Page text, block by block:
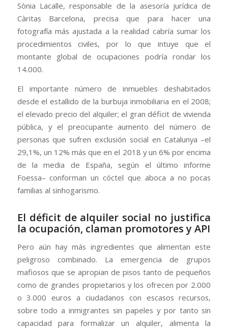
Sònia Lacalle, responsable de la asesoría jurídica de
Càritas Barcelona, precisa que para hacer una
fotografía más ajustada a la realidad cabría sumar los
procedimientos civiles, por lo que intuye que el
montante global de ocupaciones podría rondar los
14.000.
El importante número de inmuebles deshabitados
desde el estallido de la burbuja inmobiliaria en el 2008;
el elevado precio del alquiler; el gran déficit de vivienda
pública, y el preocupante aumento del número de
personas que sufren exclusión social en Catalunya –el
29,1%, un 12% más que en el 2018 y un 6% por encima
de la media de España, según el último informe
Foessa– conforman un cóctel que aboca a no pocas
familias al sinhogarismo.
El déficit de alquiler social no justifica
la ocupación, claman promotores y API
Pero aún hay más ingredientes que alimentan este
peligroso combinado. La emergencia de grupos
mafiosos que se apropian de pisos tanto de pequeños
como de grandes propietarios y los ofrecen por 2.000
o 3.000 euros a ciudadanos con escasos recursos,
sobre todo a inmigrantes sin papeles y por tanto sin
capacidad para formalizar un alquiler, alimenta la